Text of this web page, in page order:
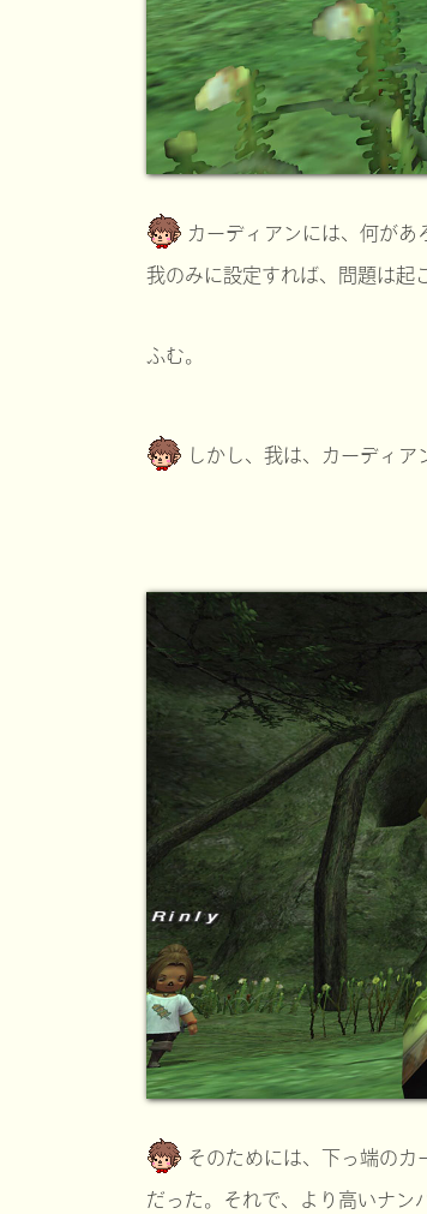
カーディアンには、何があ
我のみに設定すれば、問題は起
ふむ。
しかし、我は、カーディア
そのためには、下っ端の
だった。それで、より高いナン